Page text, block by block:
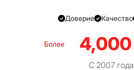
Доверие Качество
Более 4,000
С 2007 года